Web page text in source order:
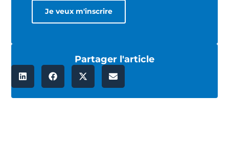
Partager l'article